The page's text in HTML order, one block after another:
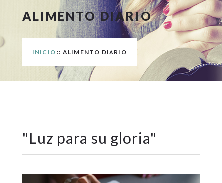
ALIMENTO DIARIO
INICIO :: ALIMENTO DIARIO
"Luz para su gloria"